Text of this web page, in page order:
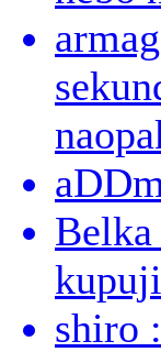
shiro